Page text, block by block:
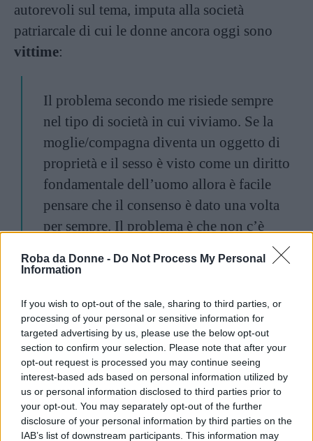
Roba da Donne - Do Not Process My Personal
Information
If you wish to opt-out of the sale, sharing to third parties, or
processing of your personal or sensitive information for
targeted advertising by us, please use the below opt-out
section to confirm your selection. Please note that after your
opt-out request is processed you may continue seeing
interest-based ads based on personal information utilized by
us or personal information disclosed to third parties prior to
your opt-out. You may separately opt-out of the further
disclosure of your personal information by third parties on the
IAB’s list of downstream participants. This information may
autorevoli sul tema, imputa alla società
patriarcale di cui le donne ancora oggi sono
vittime:
Il problema secondo me risiede sempre
nel tipo di società in cui viviamo. Se la
moglie/compagna diventa un oggetto di
proprietà e il sesso è visto come un diritto
fondamentale dell’uomo allora è facile
pensare che il consenso è dato una volta
per sempre. Il problema è che non c’è
Gli uomini non sono bestie con il pene al
tranquillamente controllare i propri
istinti, le donne possono avere lo stesso
identico tipo di istinti, non essere angeli
del focolare che assolvono passivamente
a un bisogno maschile, e, di conseguenza,
possono decidere liberamente di voler
fare sesso o meno con uno o più partner.